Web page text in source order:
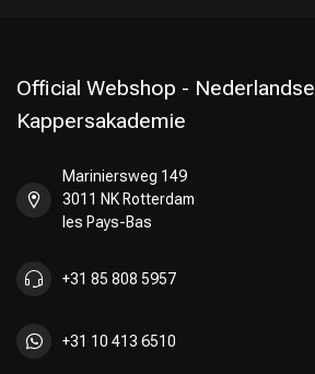
Official Webshop - Nederlandse
Kappersakademie
Mariniersweg 149
3011 NK Rotterdam
les Pays-Bas
+31 85 808 5957
+31 10 413 6510